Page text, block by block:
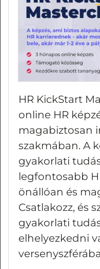
HR KickStart
online HR
magabiztosan
szakmában. A
gyakorlati
legfontosabb
önállóan és
Csatlakozz, és
gyakorlati
elhelyezkedni